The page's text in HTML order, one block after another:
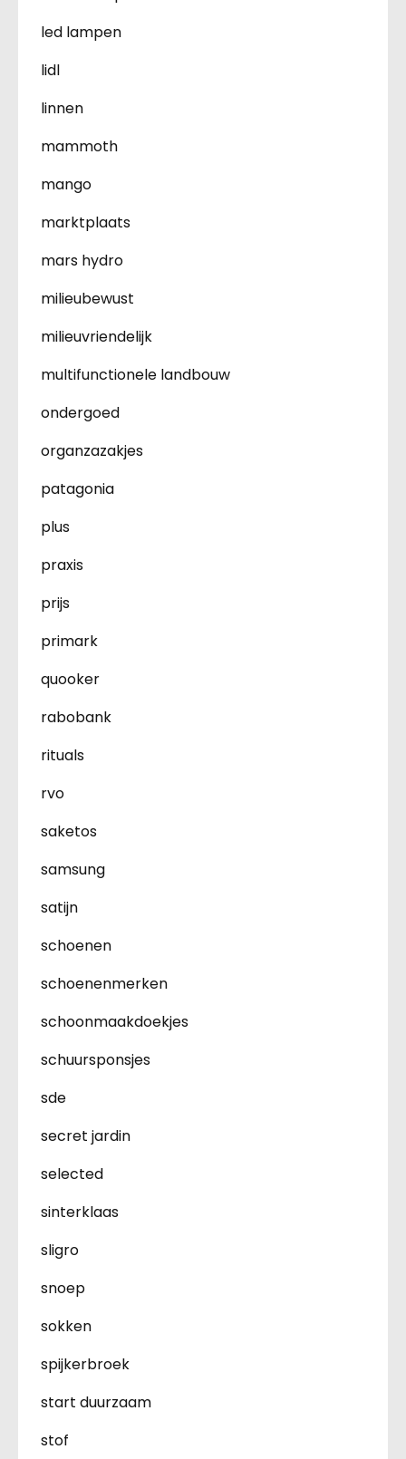
led lampen
lidl
linnen
mammoth
mango
marktplaats
mars hydro
milieubewust
milieuvriendelijk
multifunctionele landbouw
ondergoed
organzazakjes
patagonia
plus
praxis
prijs
primark
quooker
rabobank
rituals
rvo
saketos
samsung
satijn
schoenen
schoenenmerken
schoonmaakdoekjes
schuursponsjes
sde
secret jardin
selected
sinterklaas
sligro
snoep
sokken
spijkerbroek
start duurzaam
stof